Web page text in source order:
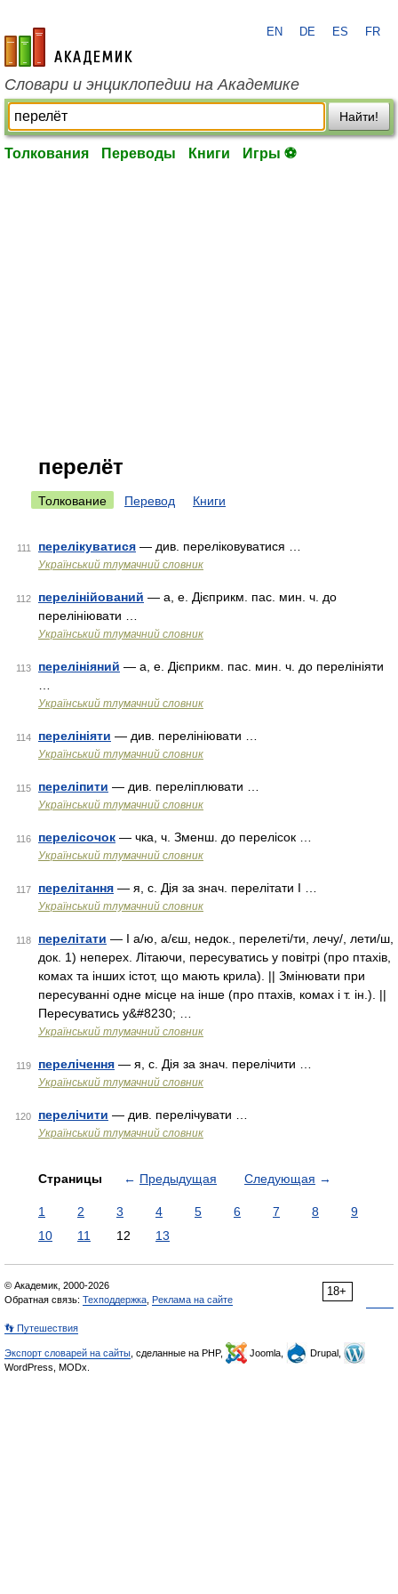
academic.ru
EN DE ES FR
Словари и энциклопедии на Академике
Найти!
Толкования Переводы Книги Игры ⚽
перелёт
Толкование Перевод Книги
111 перелікуватися — див. переліковуватися …
Український тлумачний словник
112 перелінійований — а, е. Дієприкм. пас. мин. ч. до
перелініювати …
Український тлумачний словник
113 перелініяний — а, е. Дієприкм. пас. мин. ч. до перелініяти
Український тлумачний словник
114 перелініяти — див. перелініювати …
Український тлумачний словник
115 переліпити — див. переліплювати …
Український тлумачний словник
116 перелісочок — чка, ч. Зменш. до перелісок …
Український тлумачний словник
117 перелітання — я, с. Дія за знач. перелітати I …
Український тлумачний словник
118 перелітати — I а/ю, а/єш, недок., перелеті/ти, лечу/, лети/ш,
док. 1) неперех. Літаючи, пересуватись у повітрі (про птахів,
комах та інших істот, що мають крила). || Змінювати при
пересуванні одне місце на інше (про птахів, комах і т. ін.). ||
Пересуватись у&#8230; …
Український тлумачний словник
119 перелічення — я, с. Дія за знач. перелічити …
Український тлумачний словник
120 перелічити — див. перелічувати …
Український тлумачний словник
Страницы ← Предыдущая Следующая →
1 2 3 4 5 6 7 8
9
10
11 12 13
18+
© Академик, 2000-2026
Обратная связь: Техподдержка Реклама на сайте
👣 Путешествия
Экспорт словарей на сайты , сделанные на PHP, Joomla,
Drupal,
WordPress, MODx.